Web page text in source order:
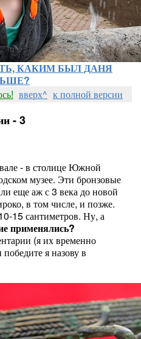
КАКИМ БЫЛ ДАНЯ
вверх^ к полной версии
- 3
- в столице Южной
музее. Эти бронзовые
еще аж с 3 века до новой
в том числе, и позже.
15 сантиметров. Ну, а
применялись?
(я их временно
я назову в